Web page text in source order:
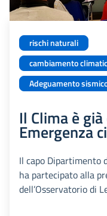
rischi naturali
cambiamento
Adeguamento
Il Clima è
Emergenza
Il capo Dipartimento
ha partecipato alla
dell’Osservatorio di